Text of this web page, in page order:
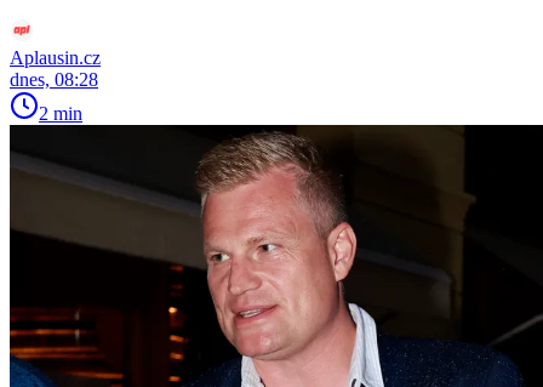
Aplausin.cz
dnes, 08:28
2 min